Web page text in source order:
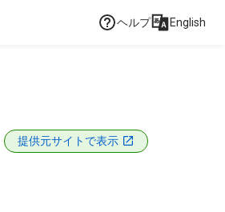
ヘルプ English
提供元サイトで表示